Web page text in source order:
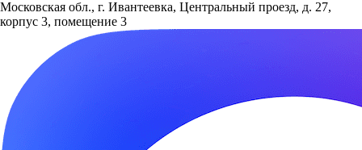
Московская обл., г. Ивантеевка, Центральный проезд, д. 27,
корпус 3, помещение 3